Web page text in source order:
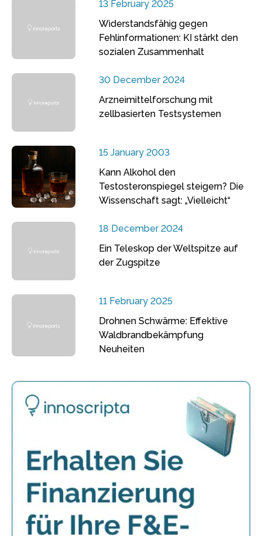
13 February 2025
Widerstandsfähig gegen
Fehlinformationen: KI stärkt den
sozialen Zusammenhalt
30 December 2024
Arzneimittelforschung mit
zellbasierten Testsystemen
15 January 2003
Kann Alkohol den
Testosteronspiegel steigern? Die
Wissenschaft sagt: „Vielleicht“
18 December 2024
Ein Teleskop der Weltspitze auf
der Zugspitze
11 February 2025
Drohnen Schwärme: Effektive
Waldbrandbekämpfung
Neuheiten